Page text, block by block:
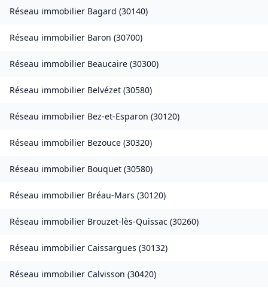
Réseau immobilier Bagard (30140)
Réseau immobilier Baron (30700)
Réseau immobilier Beaucaire (30300)
Réseau immobilier Belvézet (30580)
Réseau immobilier Bez-et-Esparon (30120)
Réseau immobilier Bezouce (30320)
Réseau immobilier Bouquet (30580)
Réseau immobilier Bréau-Mars (30120)
Réseau immobilier Brouzet-lès-Quissac (30260)
Réseau immobilier Caissargues (30132)
Réseau immobilier Calvisson (30420)